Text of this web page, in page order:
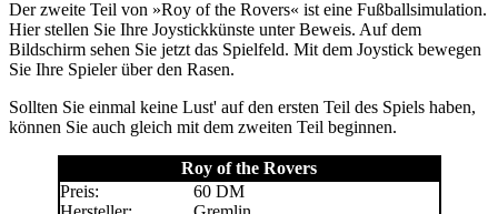
Der zweite Teil von »Roy of the Rovers« ist eine Fußballsimulation.
Hier stellen Sie Ihre Joystickkünste unter Beweis. Auf dem
Bildschirm sehen Sie jetzt das Spielfeld. Mit dem Joystick bewegen
Sie Ihre Spieler über den Rasen.
Sollten Sie einmal keine Lust' auf den ersten Teil des Spiels haben,
können Sie auch gleich mit dem zweiten Teil beginnen.
Roy of the Rovers
Preis:
60 DM